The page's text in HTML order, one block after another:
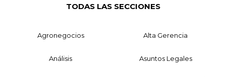
TODAS LAS SECCIONES
Agronegocios Alta Gerencia
Análisis Asuntos Legales